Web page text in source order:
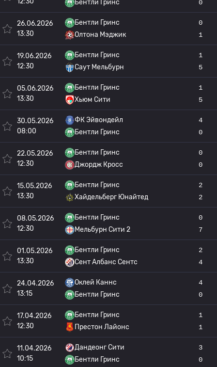
Бентли Гринс
0
26.06.2026
13:30
Бентли Гринс
Олтона Мэджик
0
1
19.06.2026
12:30
Бентли Гринс
Саут Мельбурн
1
5
05.06.2026
13:30
Бентли Гринс
Хьюм Сити
1
5
30.05.2026
08:00
ФК Эйвондейл
Бентли Гринс
4
0
22.05.2026
12:30
Бентли Гринс
Джордж Кросс
0
0
15.05.2026
13:30
Бентли Гринс
Хайдельберг Юнайтед
2
2
08.05.2026
12:30
Бентли Гринс
Мельбурн Сити 2
0
7
01.05.2026
13:30
Бентли Гринс
Сент Албанс Сентс
2
4
24.04.2026
13:15
Оклей Каннс
Бентли Гринс
4
0
17.04.2026
12:30
Бентли Гринс
Престон Лайонс
1
1
11.04.2026
10:15
Дандеонг Сити
Бентли Гринс
3
0